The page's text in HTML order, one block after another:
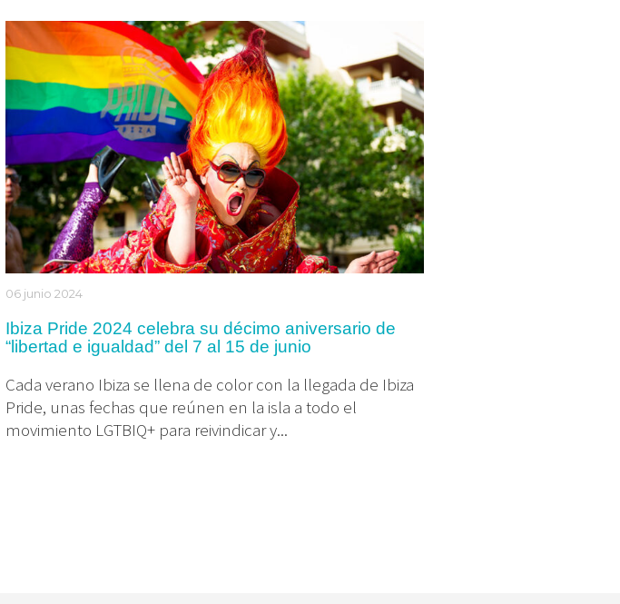
06 junio 2024
Ibiza Pride 2024 celebra su décimo aniversario de
“libertad e igualdad” del 7 al 15 de junio
Cada verano Ibiza se llena de color con la llegada de Ibiza
Pride, unas fechas que reúnen en la isla a todo el
movimiento LGTBIQ+ para reivindicar y...